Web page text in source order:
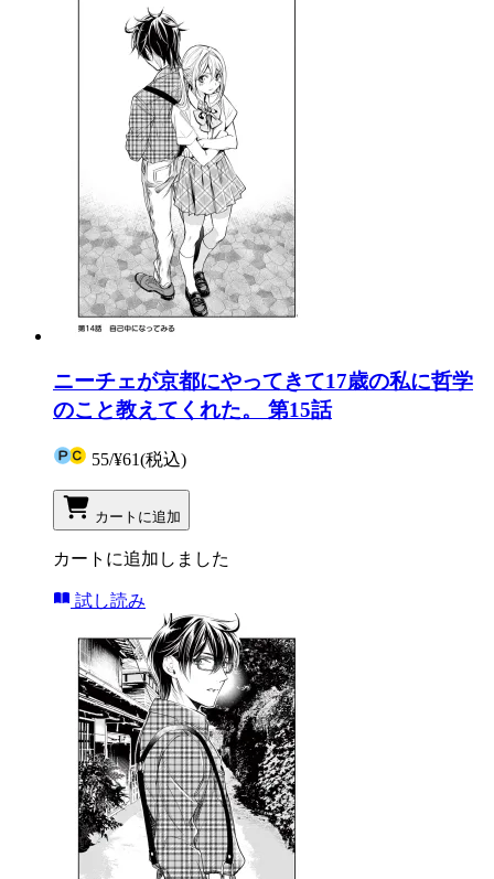
ニーチェが京都にやってきて17歳の私に哲学
のこと教えてくれた。 第15話
55/¥61(税込)
カートに追加
カートに追加しました
試し読み